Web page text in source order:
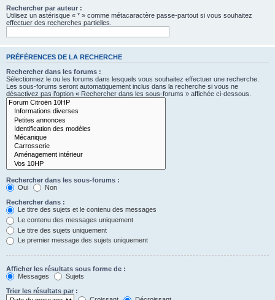
Rechercher par auteur :
Utilisez un astérisque « * » comme métacaractère passe-partout si vous souhaitez
effectuer des recherches partielles.
PRÉFÉRENCES DE LA RECHERCHE
Rechercher dans les forums :
Sélectionnez le ou les forums dans lesquels vous souhaitez effectuer une recherche.
Les sous-forums seront automatiquement inclus dans la recherche si vous ne
désactivez pas l’option « Rechercher dans les sous-forums » affichée ci-dessous.
Rechercher dans les sous-forums :
Oui
Non
Rechercher dans :
Le titre des sujets et le contenu des messages
Le contenu des messages uniquement
Le titre des sujets uniquement
Le premier message des sujets uniquement
Afficher les résultats sous forme de :
Messages
Sujets
Trier les résultats par :